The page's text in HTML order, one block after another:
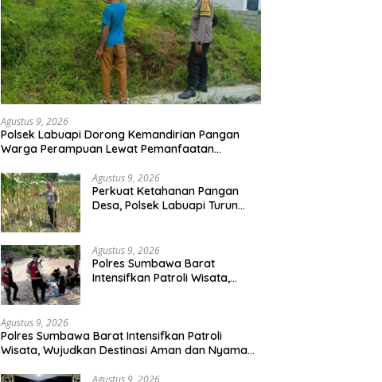
Agustus 9, 2026
Polsek Labuapi Dorong Kemandirian Pangan
Warga Perampuan Lewat Pemanfaatan
Agustus 9, 2026
Perkuat Ketahanan Pangan
Desa, Polsek Labuapi Turun
Agustus 9, 2026
Polres Sumbawa Barat
Intensifkan Patroli Wisata,
Agustus 9, 2026
Polres Sumbawa Barat Intensifkan Patroli
Wisata, Wujudkan Destinasi Aman dan Nyaman
Agustus 9, 2026